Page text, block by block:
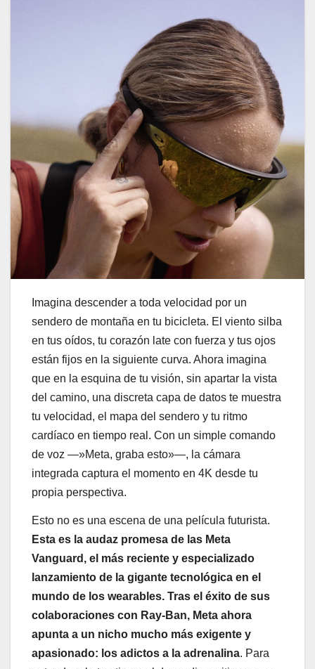
Imagina descender a toda velocidad por un
sendero de montaña en tu bicicleta. El viento silba
en tus oídos, tu corazón late con fuerza y tus ojos
están fijos en la siguiente curva. Ahora imagina
que en la esquina de tu visión, sin apartar la vista
del camino, una discreta capa de datos te muestra
tu velocidad, el mapa del sendero y tu ritmo
cardíaco en tiempo real. Con un simple comando
de voz —»Meta, graba esto»—, la cámara
integrada captura el momento en 4K desde tu
propia perspectiva.
Esto no es una escena de una película futurista.
Esta es la audaz promesa de las Meta
Vanguard, el más reciente y especializado
lanzamiento de la gigante tecnológica en el
mundo de los wearables. Tras el éxito de sus
colaboraciones con Ray-Ban, Meta ahora
apunta a un nicho mucho más exigente y
apasionado: los adictos a la adrenalina. Para